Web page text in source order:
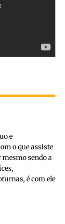
e
o que assiste
sendo a
é com ele